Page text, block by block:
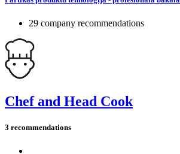
29 company recommendations
Chef and Head Cook
3 recommendations